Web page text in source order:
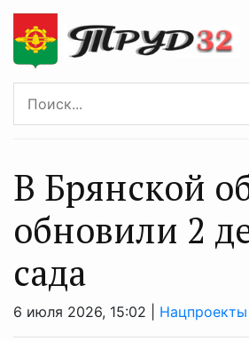
В Брянской
обновили 2
сада
6 июля 2026, 15:02 | Нацпроекты